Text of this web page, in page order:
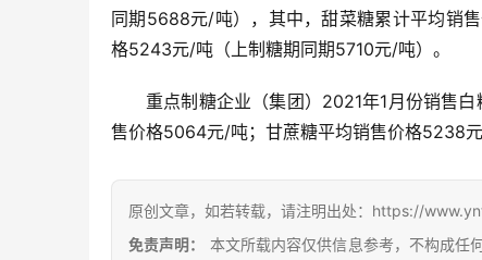
同期5688元/吨），其中，甜菜糖累计平均销
格5243元/吨（上制糖期同期5710元/吨）。
重点制糖企业（集团）2021年1月份销售
售价格5064元/吨；甘蔗糖平均销售价格5238元
原创文章，如若转载，请注明出处：https://
免责声明：
本文所载内容仅供信息参考，不构成任